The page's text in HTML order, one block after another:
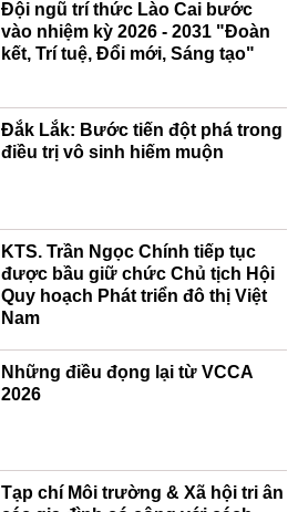
Đội ngũ trí thức Lào Cai bước
vào nhiệm kỳ 2026 - 2031 "Đoàn
kết, Trí tuệ, Đổi mới, Sáng tạo"
Đắk Lắk: Bước tiến đột phá trong
điều trị vô sinh hiếm muộn
KTS. Trần Ngọc Chính tiếp tục
được bầu giữ chức Chủ tịch Hội
Quy hoạch Phát triển đô thị Việt
Nam
Những điều đọng lại từ VCCA
2026
Tạp chí Môi trường & Xã hội tri ân